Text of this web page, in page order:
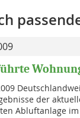
der
Abluftanlage im